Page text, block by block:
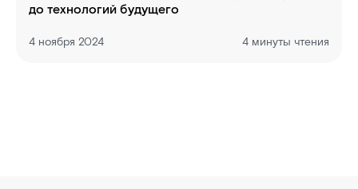
до технологий будущего
4 ноября 2024 4 минуты чтения